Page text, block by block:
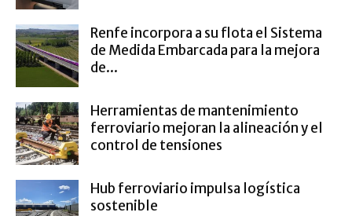
Renfe incorpora a su flota el Sistema
de Medida Embarcada para la mejora
de...
Herramientas de mantenimiento
ferroviario mejoran la alineación y el
control de tensiones
Hub ferroviario impulsa logística
sostenible